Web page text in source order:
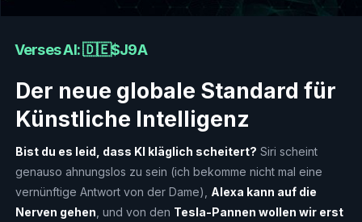
Verses AI: 🇩🇪$J9A
Der neue globale Standard für
Künstliche Intelligenz
Bist du es leid, dass KI kläglich scheitert? Siri scheint
genauso ahnungslos zu sein (ich bekomme nicht mal eine
vernünftige Antwort von der Dame), Alexa kann auf die
Nerven gehen , und von den Tesla-Pannen wollen wir erst